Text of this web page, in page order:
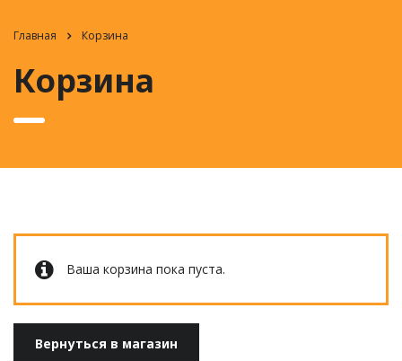
Главная Корзина
Корзина
Ваша корзина пока пуста.
Вернуться в магазин